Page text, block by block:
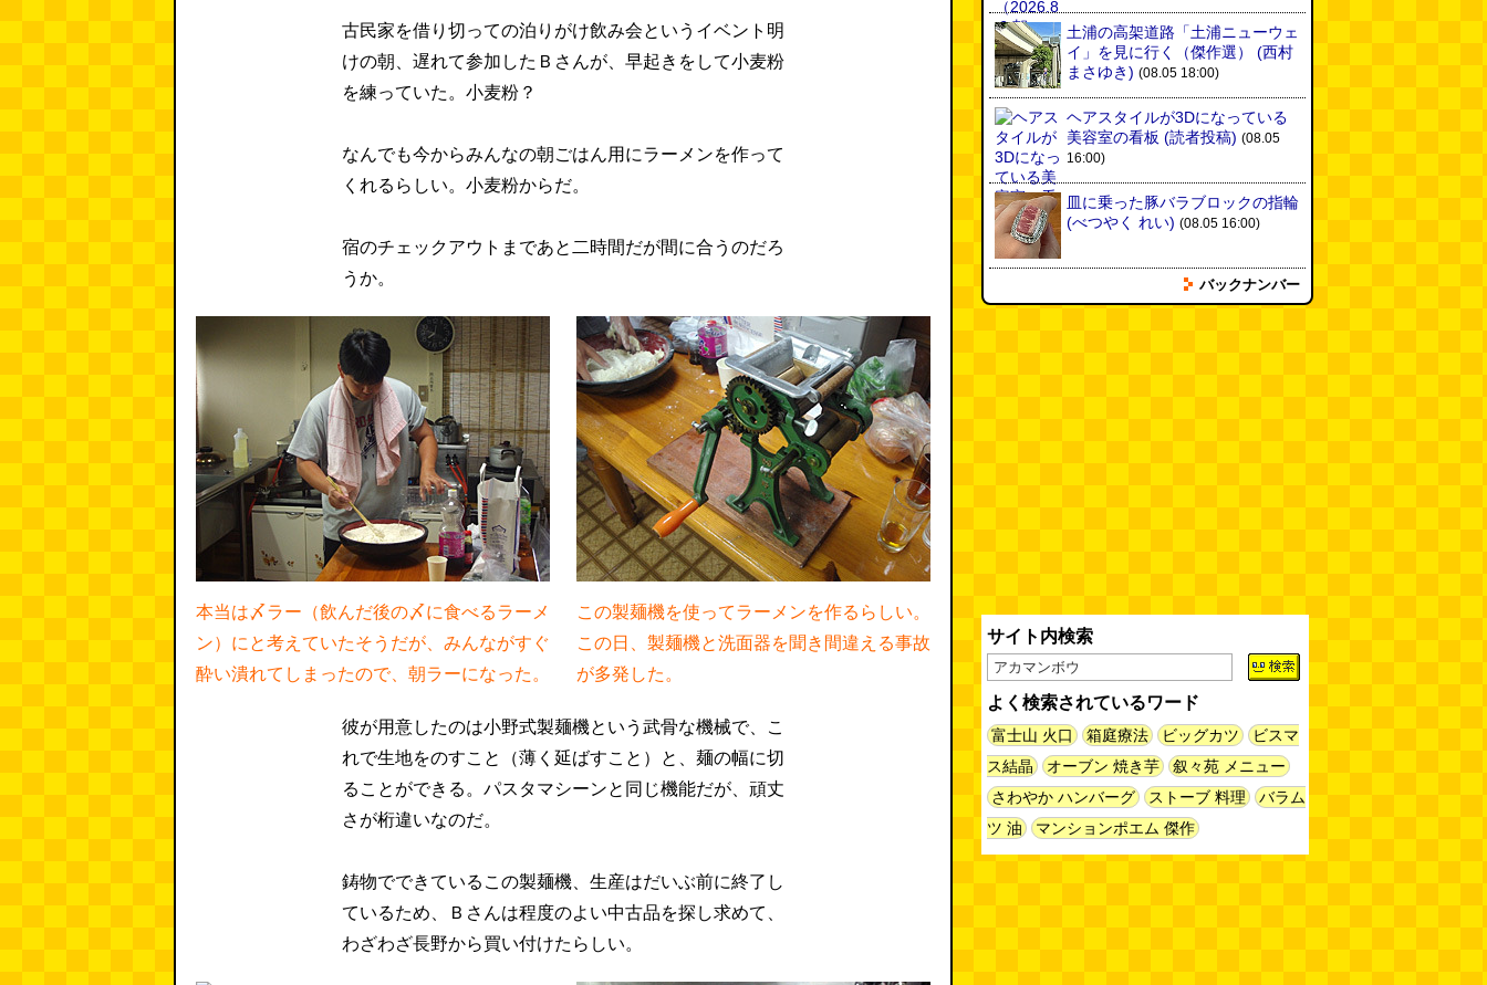
古民家を借り切っての泊りがけ飲み会というイベント明
けの朝、遅れて参加したＢさんが、早起きをして小麦粉
を練っていた。小麦粉？
なんでも今からみんなの朝ごはん用にラーメンを作って
くれるらしい。小麦粉からだ。
宿のチェックアウトまであと二時間だが間に合うのだろ
うか。
本当は〆ラー（飲んだ後の〆に食べるラーメ
ン）にと考えていたそうだが、みんながすぐ
酔い潰れてしまったので、朝ラーになった。
この製麺機を使ってラーメンを作るらしい。
この日、製麺機と洗面器を聞き間違える事故
が多発した。
彼が用意したのは小野式製麺機という武骨な機械で、こ
れで生地をのすこと（薄く延ばすこと）と、麺の幅に切
ることができる。パスタマシーンと同じ機能だが、頑丈
さが桁違いなのだ。
鋳物でできているこの製麺機、生産はだいぶ前に終了し
ているため、Ｂさんは程度のよい中古品を探し求めて、
わざわざ長野から買い付けたらしい。
土浦の高架道路「土浦ニューウェ
イ」を見に行く（傑作選）
(西村
まさゆき) (08.05 18:00)
ヘアスタイルが3Dになっている
美容室の看板 (読者投稿) (08.05
16:00)
皿に乗った豚バラブロックの指輪
(べつやく れい) (08.05 16:00)
フエラムネをさらに笛っぽくした
らホイッスルになりました(爲房
ちょこ煎がカインズPBで販売し
てました
世田谷区民会館行きのバスは1日
1本(べつやく れい) (08.04 16:00)
「モグラ駅」で有名な土合駅……
実は真の秘境駅はお隣の湯檜曽駅
だった(ぼっちのazumiさん)
(08.04 11:00)
バックナンバー
サイト内検索
よく検索されているワード
富士山 火口 箱庭療法 ビッグカツ
ビスマ
ス結晶
オーブン 焼き芋
叙々苑 メニュー
さわやか ハンバーグ
ストーブ 料理
バラム
ツ 油
マンションポエム 傑作